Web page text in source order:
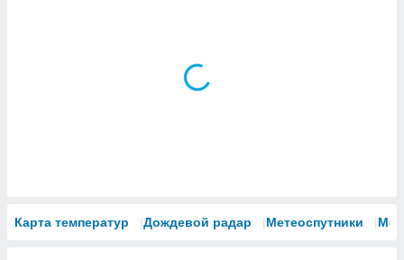
Карта температур Дождевой радар Метеоспутники